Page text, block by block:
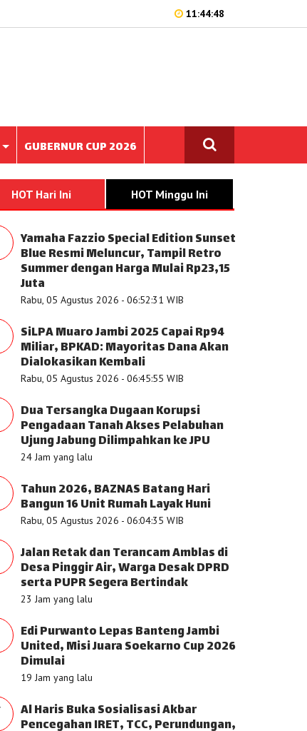
11:44:48
GUBERNUR CUP 2026
HOT Hari Ini HOT Minggu Ini
Yamaha Fazzio Special Edition Sunset
Blue Resmi Meluncur, Tampil Retro
Summer dengan Harga Mulai Rp23,15
Juta
Rabu, 05 Agustus 2026 - 06:52:31 WIB
SiLPA Muaro Jambi 2025 Capai Rp94
Miliar, BPKAD: Mayoritas Dana Akan
Dialokasikan Kembali
Rabu, 05 Agustus 2026 - 06:45:55 WIB
Dua Tersangka Dugaan Korupsi
Pengadaan Tanah Akses Pelabuhan
Ujung Jabung Dilimpahkan ke JPU
24 Jam yang lalu
Tahun 2026, BAZNAS Batang Hari
Bangun 16 Unit Rumah Layak Huni
Rabu, 05 Agustus 2026 - 06:04:35 WIB
Jalan Retak dan Terancam Amblas di
Desa Pinggir Air, Warga Desak DPRD
serta PUPR Segera Bertindak
23 Jam yang lalu
Edi Purwanto Lepas Banteng Jambi
United, Misi Juara Soekarno Cup 2026
Dimulai
19 Jam yang lalu
Al Haris Buka Sosialisasi Akbar
Pencegahan IRET, TCC, Perundungan,